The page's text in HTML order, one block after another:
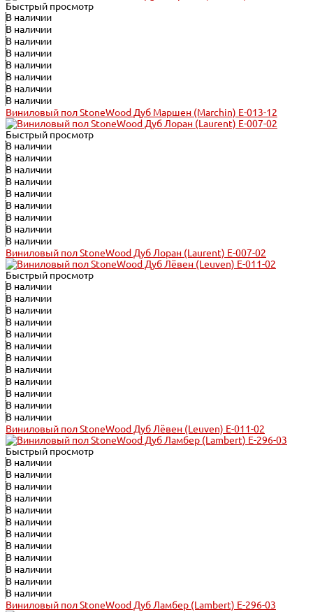
Быстрый просмотр
В наличии
В наличии
В наличии
В наличии
В наличии
В наличии
В наличии
В наличии
Виниловый пол StoneWood Дуб Маршен (Marchin) E-013-12
Быстрый просмотр
В наличии
В наличии
В наличии
В наличии
В наличии
В наличии
В наличии
В наличии
В наличии
Виниловый пол StoneWood Дуб Лоран (Laurent) E-007-02
Быстрый просмотр
В наличии
В наличии
В наличии
В наличии
В наличии
В наличии
В наличии
В наличии
В наличии
В наличии
В наличии
В наличии
Виниловый пол StoneWood Дуб Лёвен (Leuven) E-011-02
Быстрый просмотр
В наличии
В наличии
В наличии
В наличии
В наличии
В наличии
В наличии
В наличии
В наличии
В наличии
В наличии
В наличии
Виниловый пол StoneWood Дуб Ламбер (Lambert) E-296-03